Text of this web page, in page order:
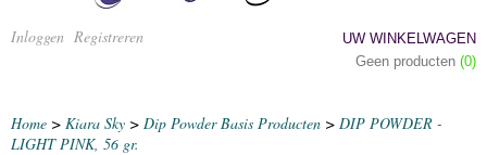
Inloggen Registreren
UW WINKELWAGEN
Geen producten (0)
Home > Kiara Sky > Dip Powder Basis Producten > DIP POWDER -
LIGHT PINK, 56 gr.